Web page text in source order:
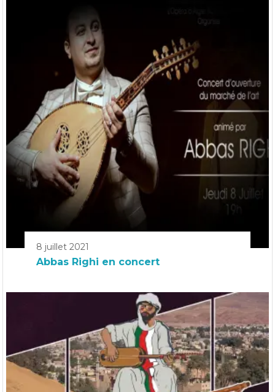
8 juillet 2021
Abbas Righi en concert